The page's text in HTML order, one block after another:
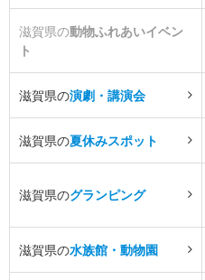
滋賀県の動物ふれあいイベン
ト
滋賀県の演劇・講演会
滋賀県の夏休みスポット
滋賀県のグランピング
滋賀県の水族館・動物園